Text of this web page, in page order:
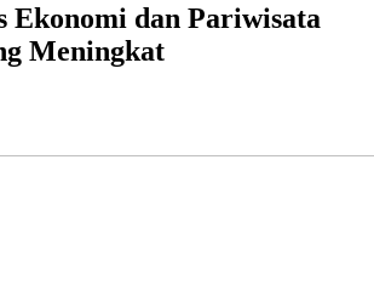
Ekonomi dan Pariwisata
Meningkat